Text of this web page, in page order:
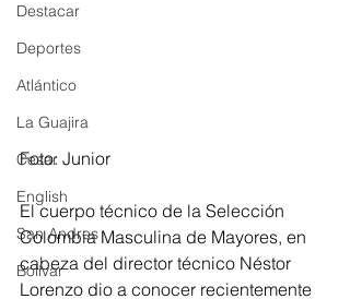
Destacar
Deportes
Atlántico
La Guajira
Cesar
English
San Andres
Bolívar
Foto: Junior
El cuerpo técnico de la Selección
Colombia Masculina de Mayores, en
cabeza del director técnico Néstor
Lorenzo dio a conocer recientemente